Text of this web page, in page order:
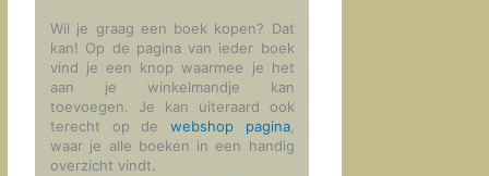
Wil je graag een boek kopen? Dat
kan! Op de pagina van ieder boek
vind je een knop waarmee je het
aan je winkelmandje kan
toevoegen. Je kan uiteraard ook
terecht op dewebshop pagina,
waar je alle boeken in een handig
overzicht vindt.